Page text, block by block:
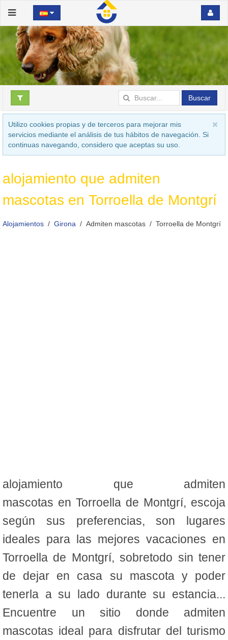
Buscar
Utilizo cookies propias y de terceros para mejorar mis
servicios mediante el análisis de tus hábitos de navegación. Si
continuas navegando, considero que aceptas su uso.
alojamiento que admiten
mascotas en Torroella de Montgrí
Alojamientos Girona Admiten mascotas Torroella de Montgrí
alojamiento que admiten
mascotas en Torroella de Montgrí, escoja
según sus preferencias, son lugares
ideales para las mejores vacaciones en
Torroella de Montgrí, sobretodo sin tener
de dejar en casa su mascota y poder
tenerla a su lado durante su estancia...
Encuentre un sitio donde admiten
mascotas ideal para disfrutar del turismo